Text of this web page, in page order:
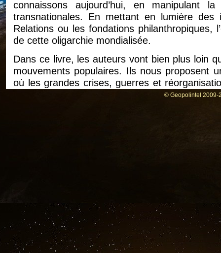
connaissons aujourd’hui, en manipulant
transnationales. En mettant en lumière
Relations ou les fondations philanthropiques,
de cette oligarchie mondialisée.
Dans ce livre, les auteurs vont bien plus loin
mouvements populaires. Ils nous proposent
où les grandes crises, guerres et
hasard. Leur objectif premier était la création
*****
Voici un extrait :
INTRODUCTION
© Geopolintel 2009-